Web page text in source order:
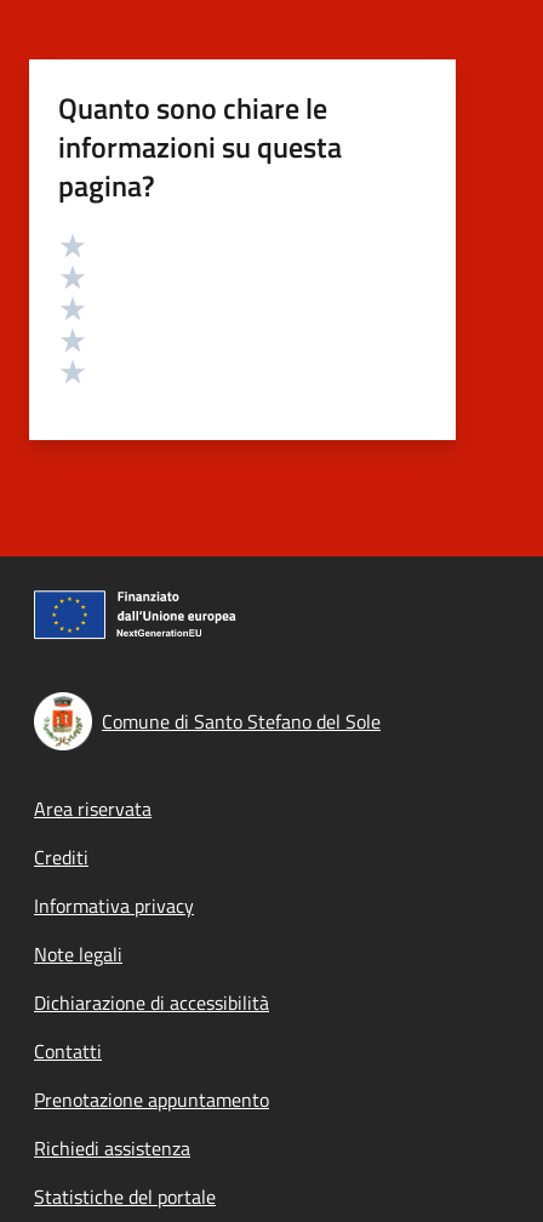
Quanto sono chiare le
informazioni su questa
pagina?
Valutazione
Comune di Santo Stefano del Sole
Footer menu
Area riservata
Crediti
Informativa privacy
Note legali
Dichiarazione di accessibilità
Contatti
Prenotazione appuntamento
Richiedi assistenza
Statistiche del portale